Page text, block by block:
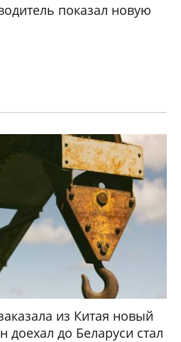
показал новую
из Китая новый
доехал до Беларуси стал